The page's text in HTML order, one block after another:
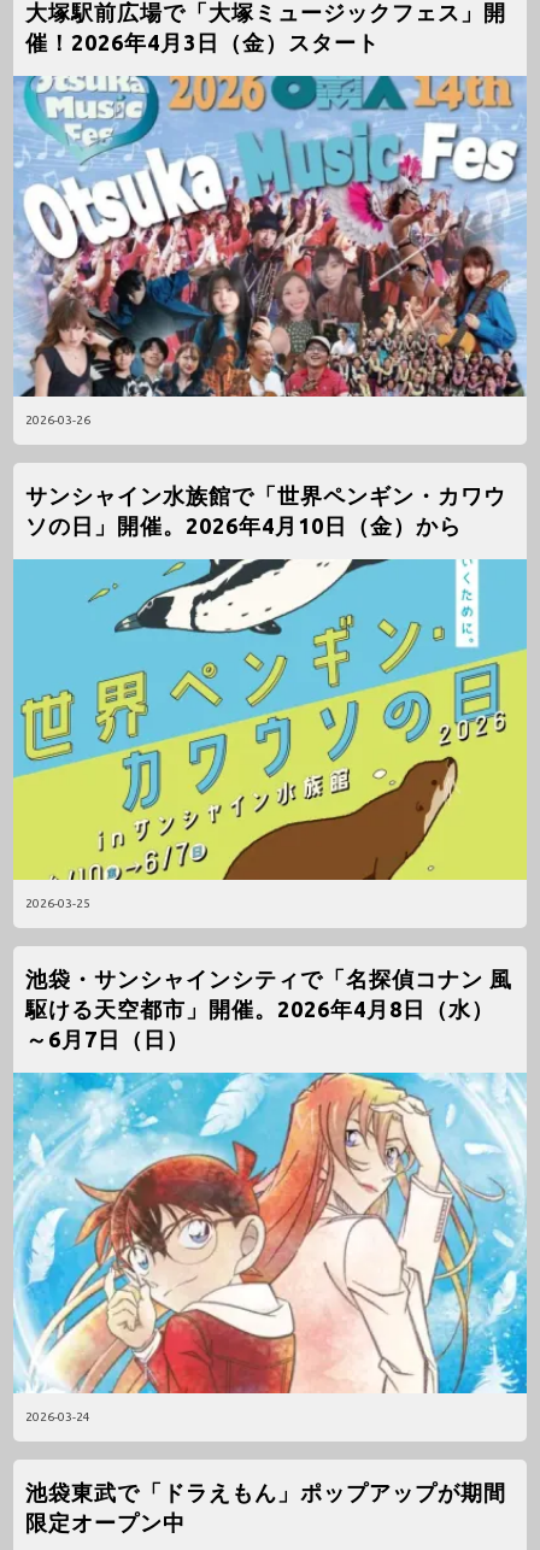
2026-03-26
大塚駅前広場で「大塚ミュージックフェス」開
催！2026年4月3日（金）スタート
2026-03-25
サンシャイン水族館で「世界ペンギン・カワウ
ソの日」開催。2026年4月10日（金）から
2026-03-24
池袋・サンシャインシティで「名探偵コナン 風
駆ける天空都市」開催。2026年4月8日（水）
～6月7日（日）
池袋東武で「ドラえもん」ポップアップが期間
限定オープン中